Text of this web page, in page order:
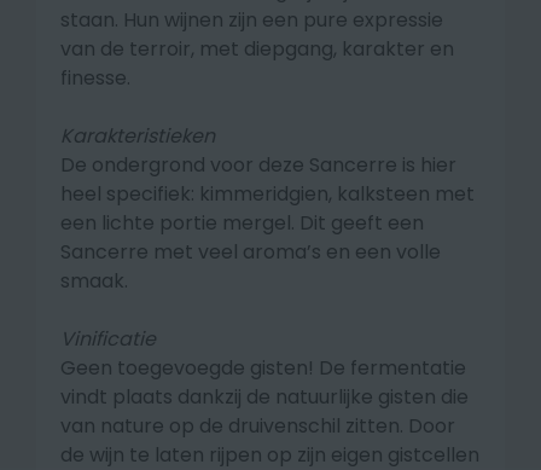
staan. Hun wijnen zijn een pure expressie
van de terroir, met diepgang, karakter en
finesse.
Karakteristieken
De ondergrond voor deze Sancerre is hier
heel specifiek: kimmeridgien, kalksteen met
een lichte portie mergel. Dit geeft een
Sancerre met veel aroma’s en een volle
smaak.
Vinificatie
Geen toegevoegde gisten! De fermentatie
vindt plaats dankzij de natuurlijke gisten die
van nature op de druivenschil zitten. Door
de wijn te laten rijpen op zijn eigen gistcellen